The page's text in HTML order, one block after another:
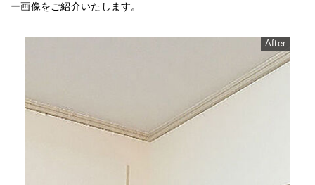
ー画像をご紹介いたします。
After